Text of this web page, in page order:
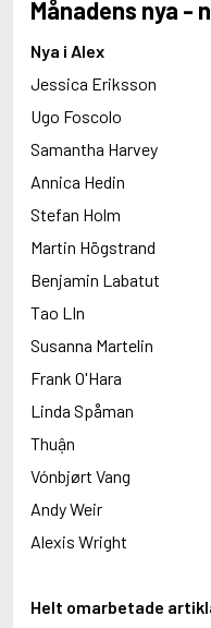
Månadens nya -
Nya i Alex
Jessica Eriksson
Ugo Foscolo
Samantha Harvey
Annica Hedin
Stefan Holm
Martin Högstrand
Benjamin Labatut
Tao LIn
Susanna Martelin
Frank O'Hara
Linda Spåman
Thuận
Vónbjørt Vang
Andy Weir
Alexis Wright
Helt omarbetade